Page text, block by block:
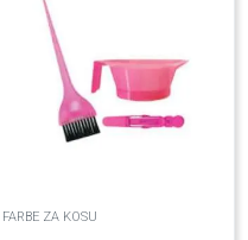
FARBE ZA KOSU